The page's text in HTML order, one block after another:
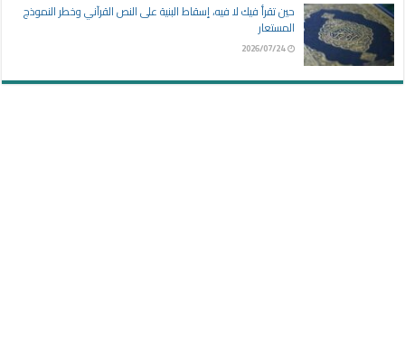
حين تقرأ فيك لا فيه، إسقاط البنية على النص القرآني وخطر النموذج
المستعار
2026/07/24